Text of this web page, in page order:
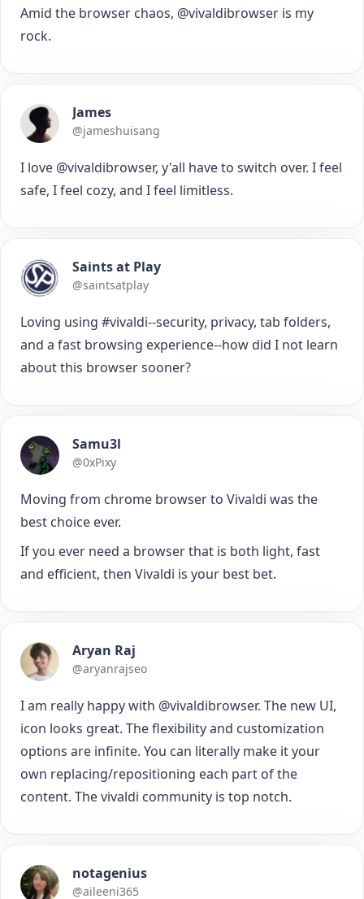
Amid the browser chaos, @vivaldibrowser is my
rock.
James
@jameshuisang
I love @vivaldibrowser, y'all have to switch over. I feel
safe, I feel cozy, and I feel limitless.
Saints at Play
@saintsatplay
Loving using #vivaldi--security, privacy, tab folders,
and a fast browsing experience--how did I not learn
about this browser sooner?
Samu3l
@0xPixy
Moving from chrome browser to Vivaldi was the
best choice ever.
If you ever need a browser that is both light, fast
and efficient, then Vivaldi is your best bet.
Aryan Raj
@aryanrajseo
I am really happy with @vivaldibrowser. The new UI,
icon looks great. The flexibility and customization
options are infinite. You can literally make it your
own replacing/repositioning each part of the
content. The vivaldi community is top notch.
notagenius
@aileeni365